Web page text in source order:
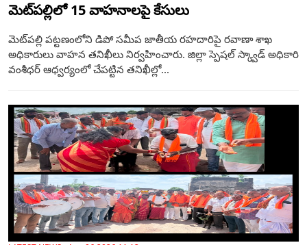
మెట్‌పల్లిలో 15 వాహనాలపై కేసులు
మెట్‌పల్లి పట్టణంలోని డిపో సమీప జాతీయ రహదారిపై రవాణా శాఖ
అధికారులు వాహన తనిఖీలు నిర్వహించారు. జిల్లా స్పెషల్ స్క్వాడ్ అధికారి
వంశీధర్ ఆధ్వర్యంలో చేపట్టిన తనిఖీల్లో...